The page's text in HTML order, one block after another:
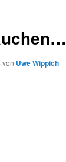
von Uwe Wippich